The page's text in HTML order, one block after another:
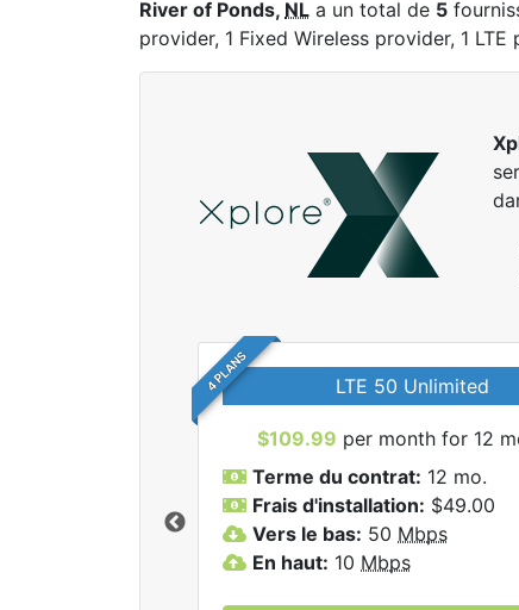
River of Ponds, NL a un total de 5
provider, 1 Fixed Wireless provider, 1
4 PLANS LTE 50 Unlimited
$109.99 per month for 12
Terme du contrat: 12 mo.
Frais d'installation: $49.00
Vers le bas: 50 Mbps
En haut: 10 Mbps